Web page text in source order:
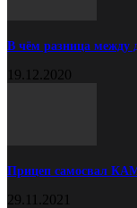
В чём разница между
19.12.2020
Прицеп самосвал
29.11.2021